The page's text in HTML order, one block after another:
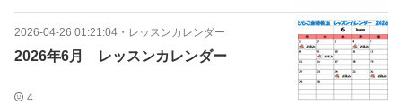
2026-04-26 01:21:04 ・ レッスンカレンダー
2026年6月 レッスンカレンダー
4